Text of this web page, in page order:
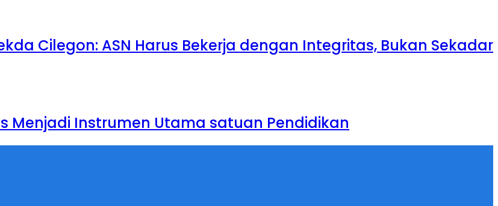
Cilegon: ASN Harus Bekerja dengan Integritas, Bukan Sekadar
Menjadi Instrumen Utama satuan Pendidikan